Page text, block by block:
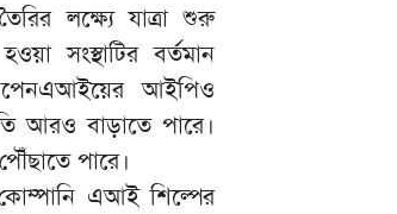
লক্ষ্যে যাত্রা শুরু
সংস্থাটির বর্তমান
আইপিও
আরও বাড়াতে পারে।
পারে।
এআই শিল্পের